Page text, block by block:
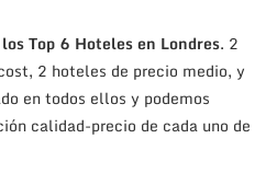
Top 6 Hoteles en Londres. 2
2 hoteles de precio medio, y
en todos ellos y podemos
calidad-precio de cada uno de